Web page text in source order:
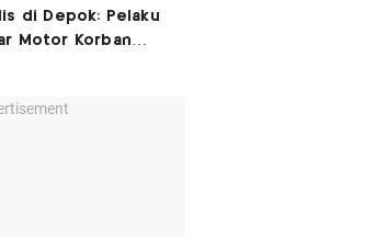
di Depok: Pelaku
Motor Korban